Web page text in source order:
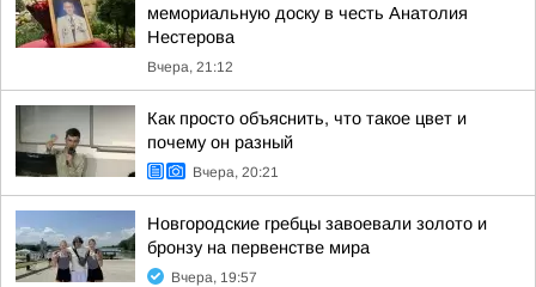
мемориальную доску в честь Анатолия
Нестерова
Вчера, 21:12
Как просто объяснить, что такое цвет и
почему он разный
Вчера, 20:21
Новгородские гребцы завоевали золото и
бронзу на первенстве мира
Вчера, 19:57